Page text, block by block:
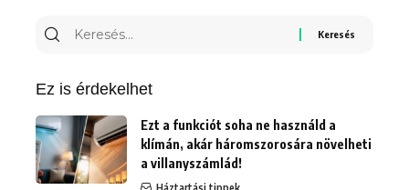
Keresés
Ez is érdekelhet
Ezt a funkciót soha ne használd a
klímán, akár háromszorosára növelheti
a villanyszámlád!